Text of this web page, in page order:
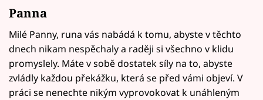
Panna
Milé Panny, runa vás nabádá k tomu, abyste v těchto
dnech nikam nespěchaly a raději si všechno v klidu
promyslely. Máte v sobě dostatek síly na to, abyste
zvládly každou překážku, která se před vámi objeví. V
práci se nenechte nikým vyprovokovat k unáhleným